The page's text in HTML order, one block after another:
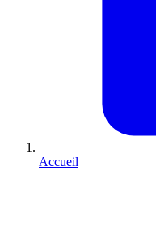
Accueil